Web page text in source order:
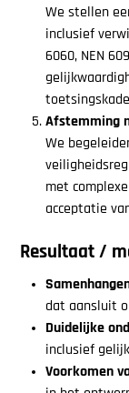
We stellen
inclusief
6060, NEN
Afstemming
We
met
acceptatie
Resultaat /
dat aansluit
Duidelijke
inclusief
Voorkomen